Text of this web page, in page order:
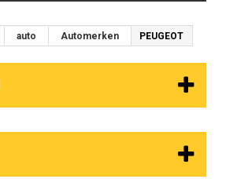
auto Automerken PEUGEOT